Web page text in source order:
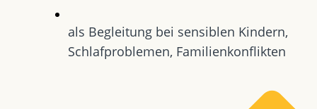
als Begleitung bei sensiblen Kindern,
Schlafproblemen, Familienkonflikten